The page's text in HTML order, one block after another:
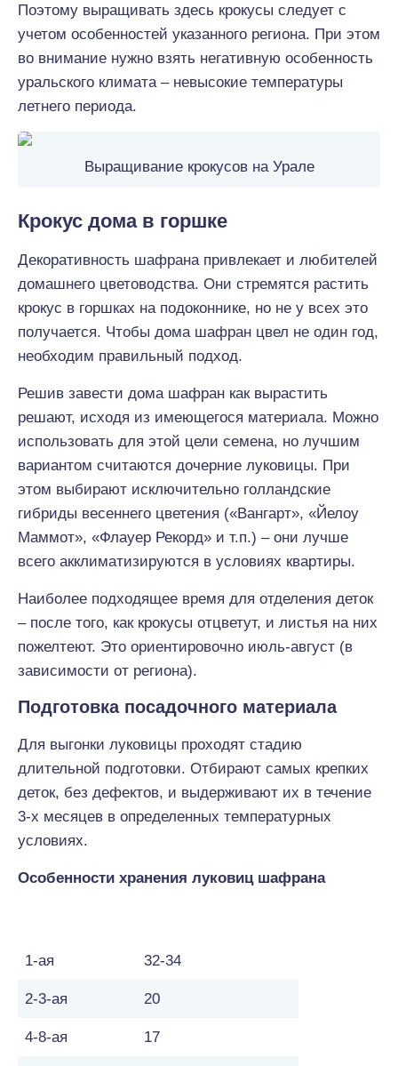
Поэтому выращивать здесь крокусы следует с
учетом особенностей указанного региона. При этом
во внимание нужно взять негативную особенность
уральского климата – невысокие температуры
летнего периода.
Выращивание крокусов на Урале
Крокус дома в горшке
Декоративность шафрана привлекает и любителей
домашнего цветоводства. Они стремятся растить
крокус в горшках на подоконнике, но не у всех это
получается. Чтобы дома шафран цвел не один год,
необходим правильный подход.
Решив завести дома шафран как вырастить
решают, исходя из имеющегося материала. Можно
использовать для этой цели семена, но лучшим
вариантом считаются дочерние луковицы. При
этом выбирают исключительно голландские
гибриды весеннего цветения («Вангарт», «Йелоу
Маммот», «Флауер Рекорд» и т.п.) – они лучше
всего акклиматизируются в условиях квартиры.
Наиболее подходящее время для отделения деток
– после того, как крокусы отцветут, и листья на них
пожелтеют. Это ориентировочно июль-август (в
зависимости от региона).
Подготовка посадочного материала
Для выгонки луковицы проходят стадию
длительной подготовки. Отбирают самых крепких
деток, без дефектов, и выдерживают их в течение
3-х месяцев в определенных температурных
условиях.
Особенности хранения луковиц шафрана
1-ая 32-34
2-3-ая 20
4-8-ая 17